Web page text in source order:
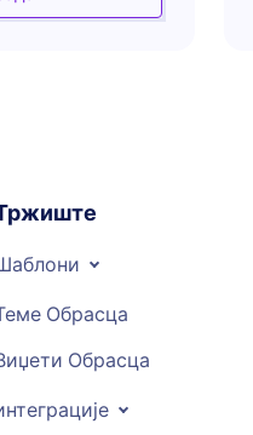
напретка у
помоћник је ту
Обрасца
Обрасца